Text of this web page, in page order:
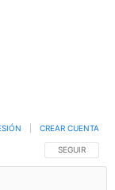
SIGA ESTA
SEGUIR
CREAR CUENTA